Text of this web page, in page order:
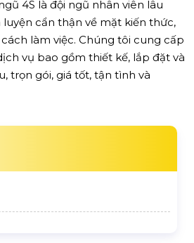
4S là đội ngũ nhân viên lâu
cẩn thận về mặt kiến thức,
làm việc. Chúng tôi cung cấp
vụ bao gồm thiết kế, lắp đặt và
trọn gói, giá tốt, tận tình và